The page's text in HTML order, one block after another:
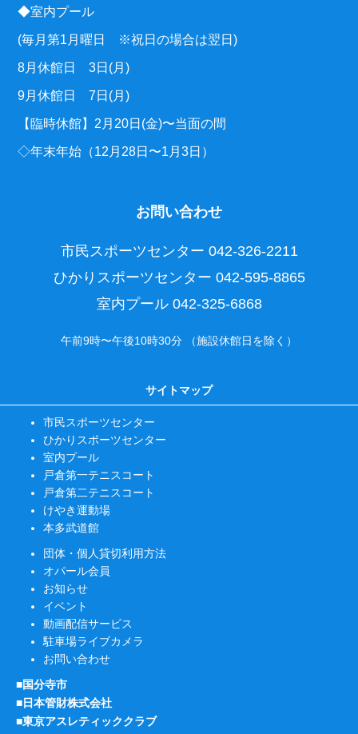
◆室内プール
(毎月第1月曜日 ※祝日の場合は翌日)
8月休館日 3日(月)
9月休館日 7日(月)
【臨時休館】2月20日(金)〜当面の間
◇年末年始（12月28日〜1月3日）
お問い合わせ
市民スポーツセンター 042-326-2211
ひかりスポーツセンター 042-595-8865
室内プール 042-325-6868
午前9時〜午後10時30分 （施設休館日を除く）
サイトマップ
市民スポーツセンター
ひかりスポーツセンター
室内プール
戸倉第一テニスコート
戸倉第二テニスコート
けやき運動場
本多武道館
団体・個人貸切利用方法
オパール会員
お知らせ
イベント
動画配信サービス
駐車場ライブカメラ
お問い合わせ
■国分寺市
■日本管財株式会社
■東京アスレティッククラブ